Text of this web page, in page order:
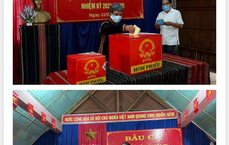
thông nguồn lực phát triển
Nâng cao hiệu lực, hiệu quả HĐND
tỉnh thông qua hiện đại hóa hành chính
Xã Ea Phê gắn cải cách hành chính với
chuyển đổi số
Phó Chủ tịch Thường trực UBND tỉnh
Hồ Thị Nguyên Thảo làm việc tại Trung
tâm Phục vụ hành chính công xã Ea
Phê
Xây dựng nền hành chính số đồng
hành cùng nông dân dân, doanh nghiệp
Giai đoạn 2026-2030, Đắk Lắk phấn
đấu có 77% xã đạt chuẩn nông thôn